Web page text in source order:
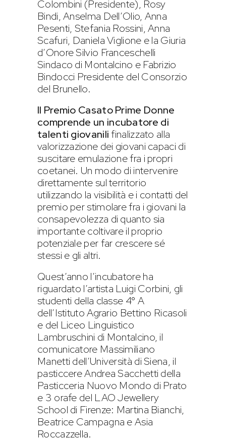
Colombini (Presidente), Rosy
Bindi, Anselma Dell’Olio, Anna
Pesenti, Stefania Rossini, Anna
Scafuri, Daniela Viglione e la Giuria
d’Onore Silvio Franceschelli
Sindaco di Montalcino e Fabrizio
Bindocci Presidente del Consorzio
del Brunello.
Il Premio Casato Prime Donne
comprende un incubatore di
talenti giovanilifinalizzato alla
valorizzazione dei giovani capaci di
suscitare emulazione fra i propri
coetanei. Un modo di intervenire
direttamente sul territorio
utilizzando la visibilità e i contatti del
premio per stimolare fra i giovani la
consapevolezza di quanto sia
importante coltivare il proprio
potenziale per far crescere sé
stessi e gli altri.
Quest’anno l’incubatore ha
riguardato l’artista Luigi Corbini, gli
studenti della classe 4° A
dell’Istituto Agrario Bettino Ricasoli
e del Liceo Linguistico
Lambruschini di Montalcino, il
comunicatore Massimiliano
Manetti dell’Università di Siena, il
pasticcere Andrea Sacchetti della
Pasticceria Nuovo Mondo di Prato
e 3 orafe del LAO Jewellery
School di Firenze: Martina Bianchi,
Beatrice Campagna e Asia
Roccazzella.